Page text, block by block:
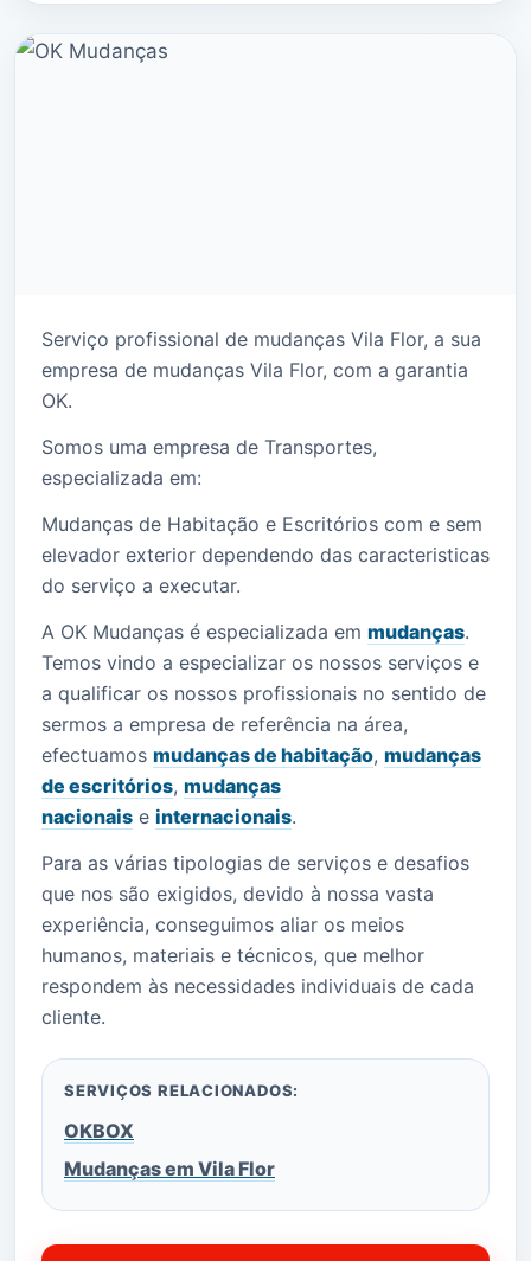
Serviço profissional de mudanças Vila Flor, a sua
empresa de mudanças Vila Flor, com a garantia
OK.
Somos uma empresa de Transportes,
especializada em:
Mudanças de Habitação e Escritórios com e sem
elevador exterior dependendo das caracteristicas
do serviço a executar.
A OK Mudanças é especializada em mudanças.
Temos vindo a especializar os nossos serviços e
a qualificar os nossos profissionais no sentido de
sermos a empresa de referência na área,
efectuamos mudanças de habitação, mudanças
de escritórios, mudanças
nacionais e internacionais.
Para as várias tipologias de serviços e desafios
que nos são exigidos, devido à nossa vasta
experiência, conseguimos aliar os meios
humanos, materiais e técnicos, que melhor
respondem às necessidades individuais de cada
cliente.
SERVIÇOS RELACIONADOS:
OKBOX
Mudanças em Vila Flor